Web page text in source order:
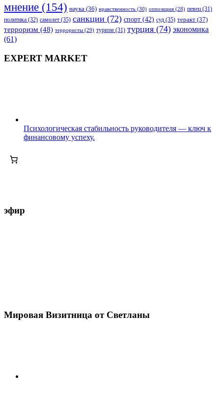
мнение (154) наука (36) нравственность (30) оппозиция (28) певец (31)
политика (32) самолет (35) санкции (72) спорт (42) суд (35) теракт (37)
терроризм (48) террористы (29) туризм (31) турция (74) экономика
(61)
EXPERT MARKET
Психологическая стабильность руководителя — ключ к
финансовому успеху.
эфир
Мировая Визитница от Светланы